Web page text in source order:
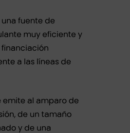
una fuente de
muy eficiente y
a las líneas de
emite al amparo de
de un tamaño
y de una